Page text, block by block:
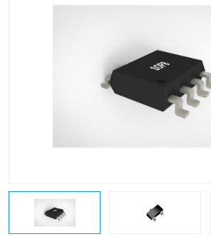
FT61F
FT64F
FT61F022